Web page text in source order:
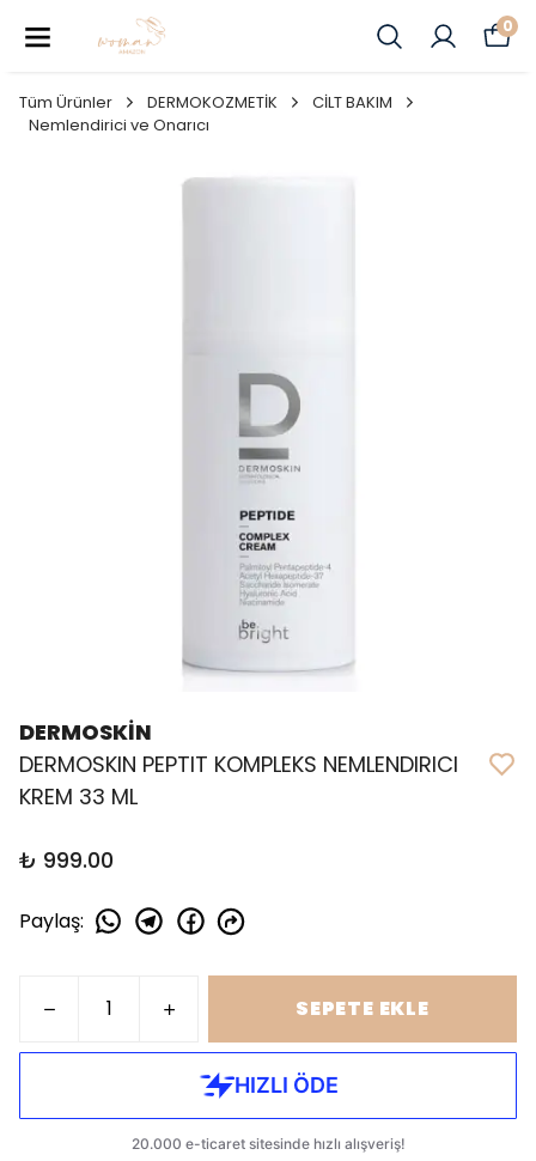
0
Tüm Ürünler DERMOKOZMETİK
CİLT BAKIM
Nemlendirici ve Onarıcı
DERMOSKİN
DERMOSKIN PEPTIT KOMPLEKS NEMLENDIRICI
KREM 33 ML
₺ 999.00
Paylaş:
SEPETE EKLE